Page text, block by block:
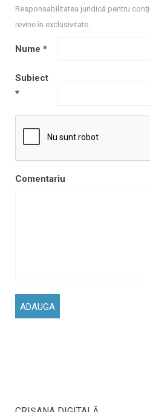
Responsabilitatea juridică pentru
revine în exclusivitate.
Nume *
Subiect
*
Comentariu